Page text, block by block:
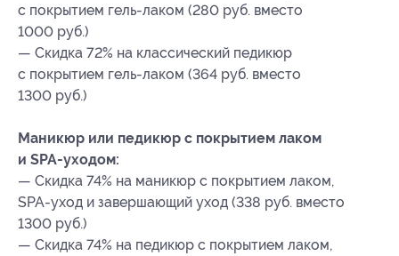
с покрытием гель-лаком (280 руб. вместо
1000 руб.)
— Скидка 72% на классический педикюр
с покрытием гель-лаком (364 руб. вместо
1300 руб.)
Маникюр или педикюр с покрытием лаком
и SPA-уходом:
— Скидка 74% на маникюр с покрытием лаком,
SPA-уход и завершающий уход (338 руб. вместо
1300 руб.)
— Скидка 74% на педикюр с покрытием лаком,